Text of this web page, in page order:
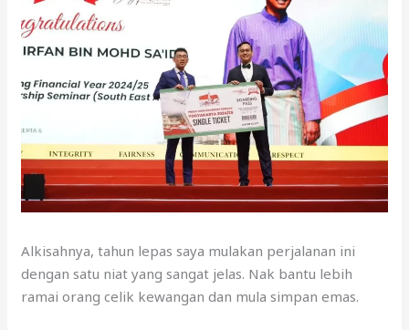
Alkisahnya, tahun lepas saya mulakan perjalanan ini
dengan satu niat yang sangat jelas. Nak bantu lebih
ramai orang celik kewangan dan mula simpan emas.